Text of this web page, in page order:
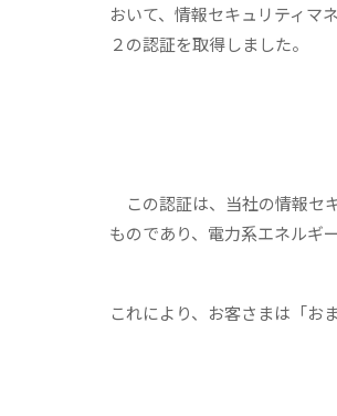
おいて、情報セキュリティ
２の認証を取得しました。
この認証は、当社の情報セ
ものであり、電力系エネル
これにより、お客さまは「お